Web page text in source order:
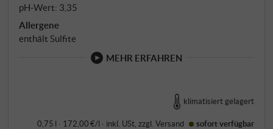
pH-Wert: 3,35
Allergene
enthält Sulfite
MEHR ERFAHREN
klimatisiert gelagert
0,75 l · 172,00 €/l · inkl. USt , zzgl.Versand sofort verfügbar